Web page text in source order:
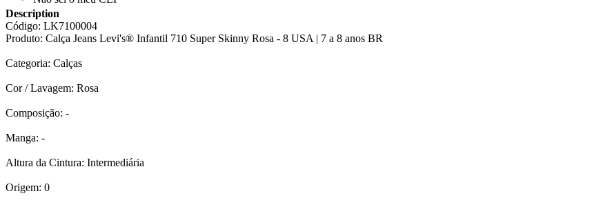
Description
Código: LK7100004
Produto: Calça Jeans Levi's® Infantil 710 Super Skinny Rosa - 8 USA | 7 a 8 anos BR
Categoria: Calças
Cor / Lavagem: Rosa
Composição: -
Manga: -
Altura da Cintura: Intermediária
Origem: 0